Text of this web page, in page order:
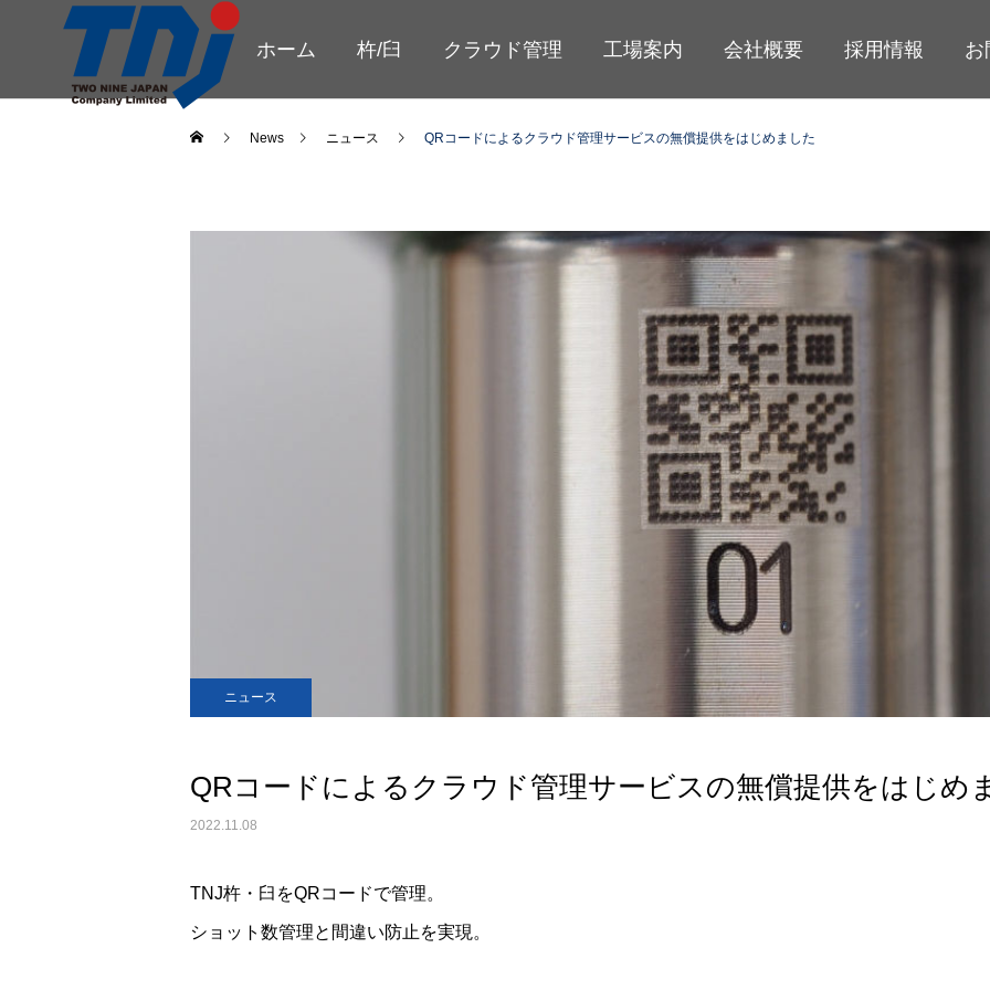
ホーム 杵/臼 クラウド管理 工場案内 会社概要 採用情報 お
News ニュース QRコードによるクラウド管理サービスの無償提供をはじめました
ニュース
QRコードによるクラウド管理サービスの無償提供をはじめ
2022.11.08
TNJ杵・臼をQRコードで管理。
ショット数管理と間違い防止を実現。